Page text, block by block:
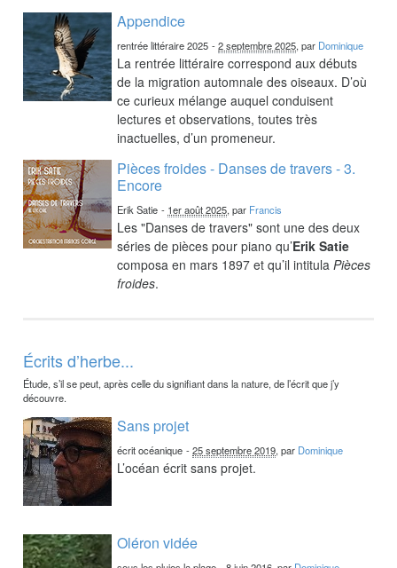
Appendice
rentrée littéraire 2025 -2 septembre 2025, par Dominique
La rentrée littéraire correspond aux débuts
de la migration automnale des oiseaux. D’où
ce curieux mélange auquel conduisent
lectures et observations, toutes très
inactuelles, d’un promeneur.
Pièces froides - Danses de travers - 3.
Encore
Erik Satie - 1er août 2025, par Francis
Les "Danses de travers" sont une des deux
séries de pièces pour piano qu’Erik Satie
composa en mars 1897 et qu’il intitulaPièces
froides.
Écrits d’herbe...
Étude, s’il se peut, après celle du signifiant dans la nature, de l’écrit que j’y
découvre.
Sans projet
écrit océanique -25 septembre 2019, par Dominique
L’océan écrit sans projet.
Oléron vidée